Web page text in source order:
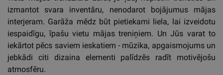
izmantot svara inventāru, nenodarot bojājumus mājas
interjeram. Garāža mēdz būt pietiekami liela, lai izveidotu
iespaidīgu, īpašu vietu mājas treniņiem. Un Jūs varat to
iekārtot pēcs saviem ieskatiem - mūzika, apgaismojums un
jebkādi citi dizaina elementi palīdzēs radīt motivējošu
atmosfēru.